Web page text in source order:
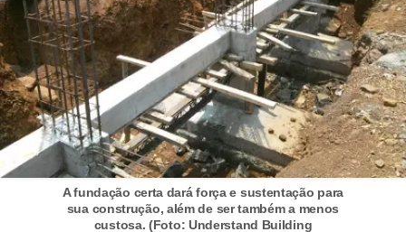
A fundação certa dará força e sustentação para
sua construção, além de ser também a menos
custosa. (Foto: Understand Building